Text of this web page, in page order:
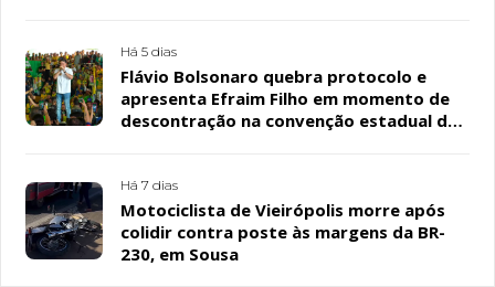
Há 5 dias
Flávio Bolsonaro quebra protocolo e
apresenta Efraim Filho em momento de
descontração na convenção estadual do
Há 7 dias
Motociclista de Vieirópolis morre após
colidir contra poste às margens da BR-
230, em Sousa